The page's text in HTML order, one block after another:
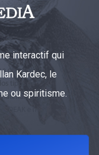
interactif qui
Kardec, le
ou spiritisme.